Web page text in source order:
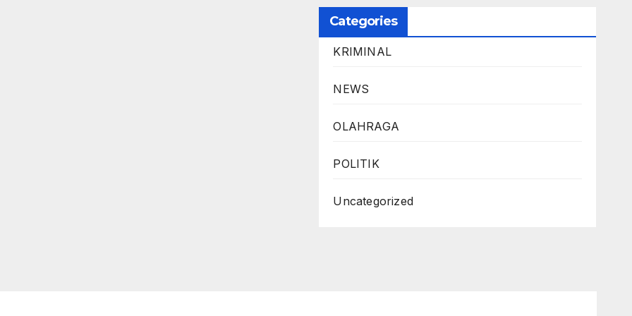
Categories
KRIMINAL
NEWS
OLAHRAGA
POLITIK
Uncategorized